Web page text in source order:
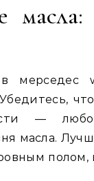
мерседес
—
масла.
полом,